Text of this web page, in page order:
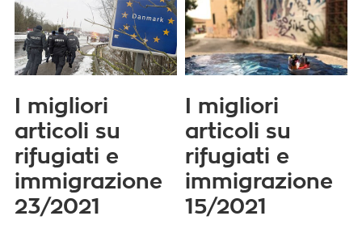
I migliori
articoli su
rifugiati e
immigrazione
23/2021
I migliori
articoli su
rifugiati e
immigrazione
15/2021